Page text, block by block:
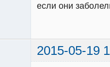
если они
2015-05-19